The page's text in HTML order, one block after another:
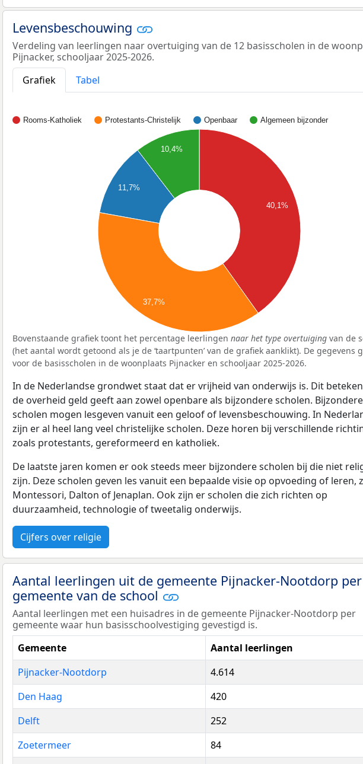
Levensbeschouwing
Verdeling van leerlingen naar overtuiging van de 12 basisscholen in de
Pijnacker, schooljaar 2025-2026.
Grafiek
Tabel
Rooms-Katholiek Protestants-Christelijk Openbaar Algemeen bijzonder
40,1%
10,4%
11,7%
37,7%
Bovenstaande grafiek toont het percentage leerlingen naar het type overtuiging van de
(het aantal wordt getoond als je de ‘taartpunten’ van de grafiek aanklikt). De gegevens
voor de basisscholen in de woonplaats Pijnacker en schooljaar 2025-2026.
In de Nederlandse grondwet staat dat er vrijheid van onderwijs is. Dit
de overheid geld geeft aan zowel openbare als bijzondere scholen. Bijzondere
scholen mogen lesgeven vanuit een geloof of levensbeschouwing. In
zijn er al heel lang veel christelijke scholen. Deze horen bij verschillende
zoals protestants, gereformeerd en katholiek.
De laatste jaren komen er ook steeds meer bijzondere scholen bij die niet
zijn. Deze scholen geven les vanuit een bepaalde visie op opvoeding of leren,
Montessori, Dalton of Jenaplan. Ook zijn er scholen die zich richten op
duurzaamheid, technologie of tweetalig onderwijs.
Cijfers over religie
Aantal leerlingen uit de gemeente Pijnacker-Nootdorp per
gemeente van de school
Aantal leerlingen met een huisadres in de gemeente Pijnacker-Nootdorp per
gemeente waar hun basisschoolvestiging gevestigd is.
Gemeente
Aantal leerlingen
Pijnacker-Nootdorp
4.614
Den Haag
420
Delft
252
Zoetermeer
84